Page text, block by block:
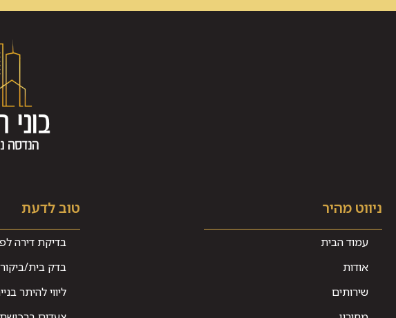
ניווט מהיר
עמוד הבית
אודות
שירותים
טוב לדעת
בדיקת דירה
בדק בית/
ליווי להיתר